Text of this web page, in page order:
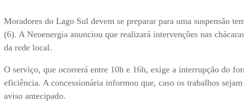
Moradores do Lago Sul devem se preparar para uma suspensão
(6). A Neoenergia anunciou que realizará intervenções nas
da rede local.
O serviço, que ocorrerá entre 10h e 16h, exige a interrupção do
eficiência. A concessionária informou que, caso os trabalhos
aviso antecipado.